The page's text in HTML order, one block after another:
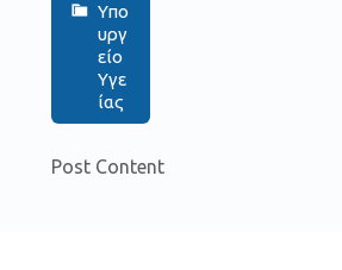
Υπο
υργ
είο
Υγε
ίας
Post Content